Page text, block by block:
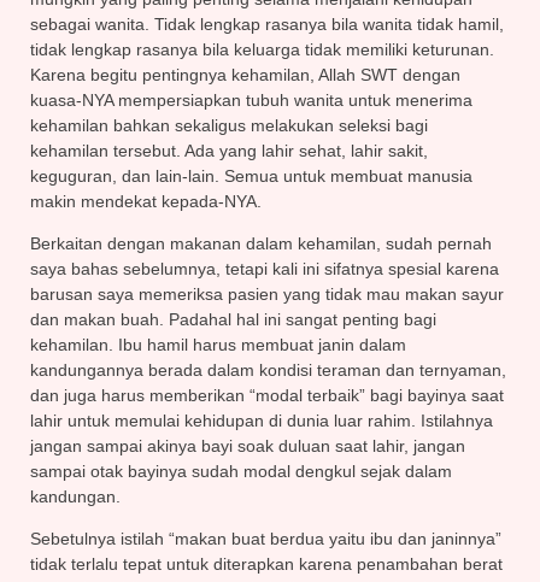
sebagai wanita. Tidak lengkap rasanya bila wanita tidak hamil,
tidak lengkap rasanya bila keluarga tidak memiliki keturunan.
Karena begitu pentingnya kehamilan, Allah SWT dengan
kuasa-NYA mempersiapkan tubuh wanita untuk menerima
kehamilan bahkan sekaligus melakukan seleksi bagi
kehamilan tersebut. Ada yang lahir sehat, lahir sakit,
keguguran, dan lain-lain. Semua untuk membuat manusia
makin mendekat kepada-NYA.
Berkaitan dengan makanan dalam kehamilan, sudah pernah
saya bahas sebelumnya, tetapi kali ini sifatnya spesial karena
barusan saya memeriksa pasien yang tidak mau makan sayur
dan makan buah. Padahal hal ini sangat penting bagi
kehamilan. Ibu hamil harus membuat janin dalam
kandungannya berada dalam kondisi teraman dan ternyaman,
dan juga harus memberikan “modal terbaik” bagi bayinya saat
lahir untuk memulai kehidupan di dunia luar rahim. Istilahnya
jangan sampai akinya bayi soak duluan saat lahir, jangan
sampai otak bayinya sudah modal dengkul sejak dalam
kandungan.
Sebetulnya istilah “makan buat berdua yaitu ibu dan janinnya”
tidak terlalu tepat untuk diterapkan karena penambahan berat